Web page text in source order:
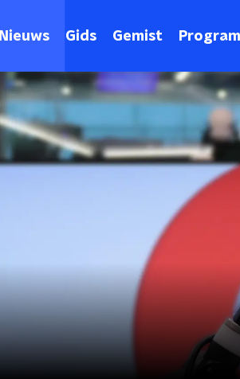
Nieuws Gids Gemist